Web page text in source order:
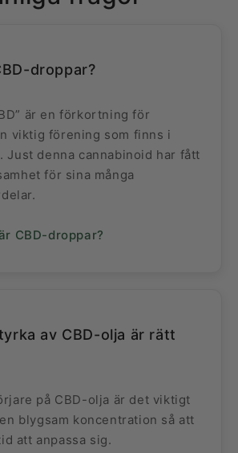
droppar?
är en förkortning för
viktig förening som finns i
Just denna cannabinoid har fått
för sina många
CBD-droppar?
av CBD-olja är rätt
på CBD-olja är det viktigt
blygsam koncentration så att
att anpassa sig.